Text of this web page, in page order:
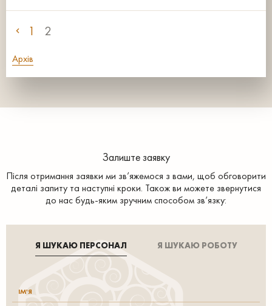
1 2
Архів
Залиште заявку
Після отримання заявки ми зв’яжемося з вами, щоб обговорити
деталі запиту та наступні кроки. Також ви можете звернутися
до нас будь-яким зручним способом зв’язку:
Я ШУКАЮ ПЕРСОНАЛ Я ШУКАЮ РОБОТУ